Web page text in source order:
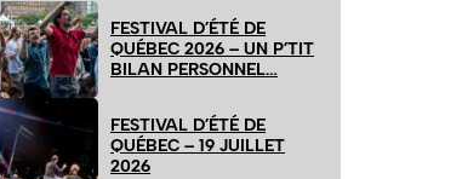
FESTIVAL D’ÉTÉ DE
QUÉBEC 2026 – UN P’TIT
BILAN PERSONNEL…
FESTIVAL D’ÉTÉ DE
QUÉBEC – 19 JUILLET
2026